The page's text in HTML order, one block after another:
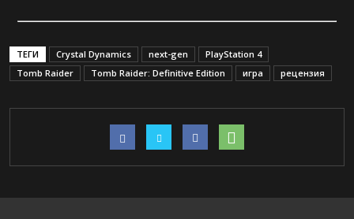
ТЕГИ Crystal Dynamics next-gen
PlayStation 4
Tomb Raider
Tomb Raider: Definitive Edition игра рецензия